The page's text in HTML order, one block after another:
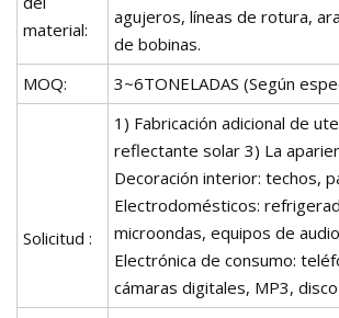
material:
agujeros, líneas de rotura,
de bobinas.
MOQ:
3~6TONELADAS (Según
Solicitud :
1) Fabricación adicional de
reflectante solar 3) La
Decoración interior: techos,
Electrodomésticos:
microondas, equipos de
Electrónica de consumo:
cámaras digitales, MP3,